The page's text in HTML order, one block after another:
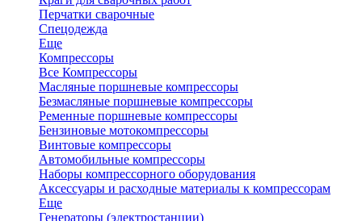
Перчатки сварочные
Спецодежда
Еще
Компрессоры
Все Компрессоры
Масляные поршневые компрессоры
Безмасляные поршневые компрессоры
Ременные поршневые компрессоры
Бензиновые мотокомпрессоры
Винтовые компрессоры
Автомобильные компрессоры
Наборы компрессорного оборудования
Аксессуары и расходные материалы к компрессорам
Еще
Генераторы (электростанции)